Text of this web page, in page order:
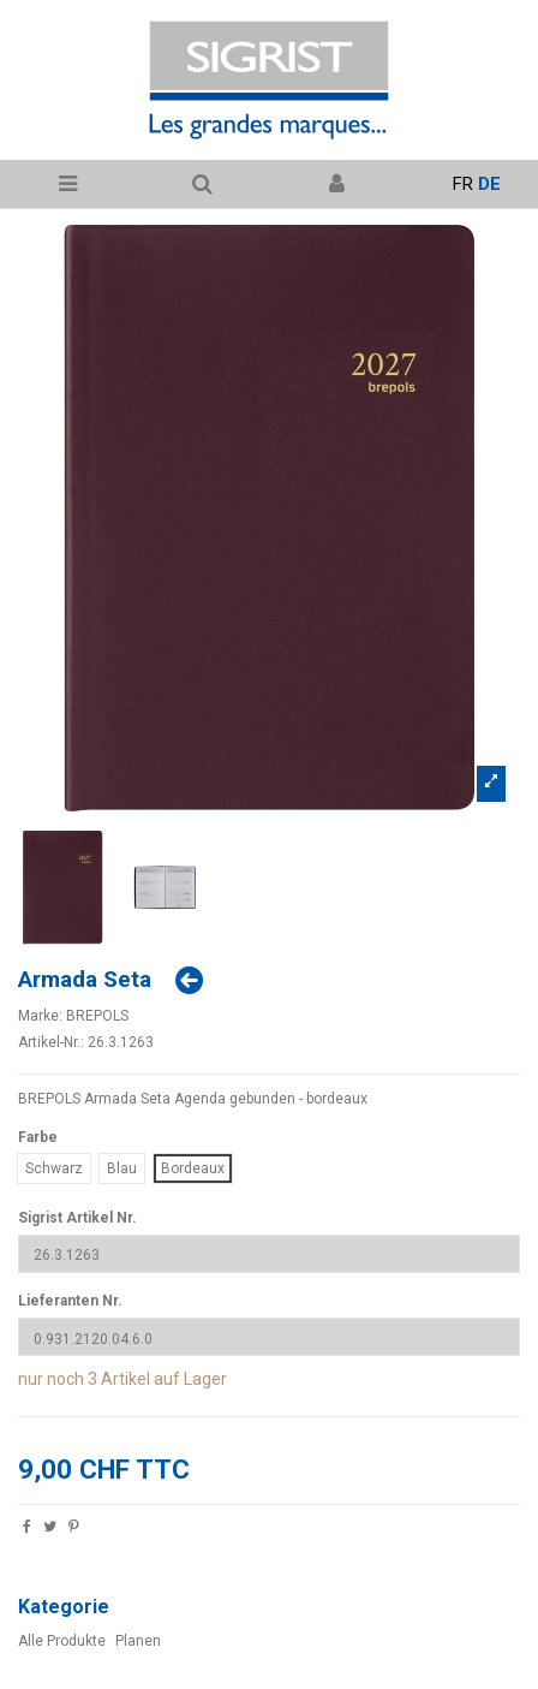
FR DE
Armada Seta
Marke: BREPOLS
Artikel-Nr.: 26.3.1263
BREPOLS Armada Seta Agenda gebunden - bordeaux
Farbe
Schwarz
Blau Bordeaux
Sigrist Artikel Nr.
Lieferanten Nr.
nur noch 3 Artikel auf Lager
9,00 CHF TTC
Kategorie
Alle Produkte Planen